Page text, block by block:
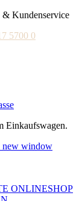
& Kundenservice
5700 0
Einkaufswagen.
new window
ONLINESHOP